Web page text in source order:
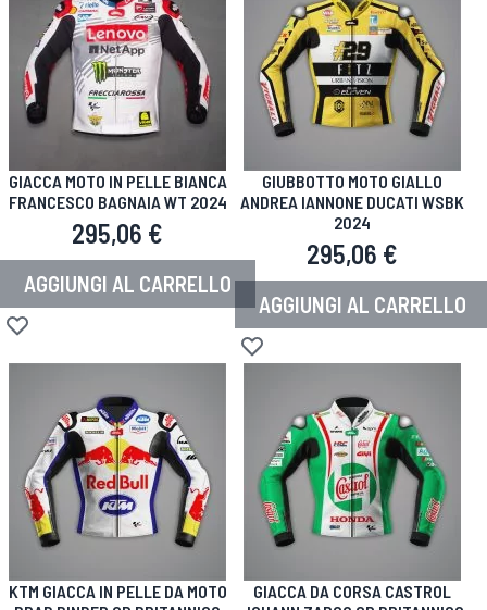
GIACCA MOTO IN PELLE BIANCA
FRANCESCO BAGNAIA WT 2024
295,06 €
AGGIUNGI AL CARRELLO
Aggiungi alla lista desideri
GIUBBOTTO MOTO GIALLO
ANDREA IANNONE DUCATI WSBK
2024
295,06 €
AGGIUNGI AL CARRELLO
Aggiungi alla lista desideri
KTM GIACCA IN PELLE DA MOTO
GIACCA DA CORSA CASTROL